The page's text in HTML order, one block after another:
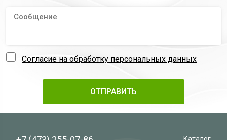
Согласие на обработку персональных данных